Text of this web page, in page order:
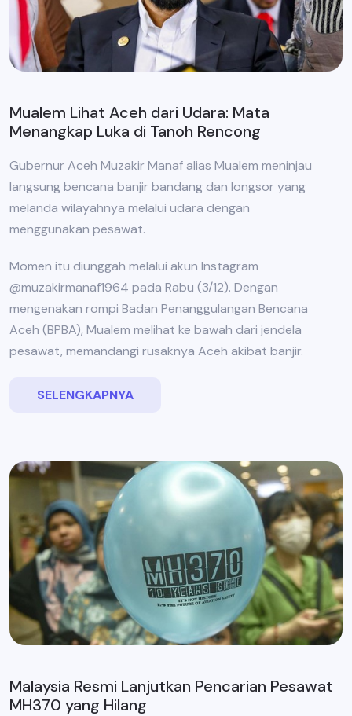
Mualem Lihat Aceh dari Udara: Mata
Menangkap Luka di Tanoh Rencong
Gubernur Aceh Muzakir Manaf alias Mualem meninjau
langsung bencana banjir bandang dan longsor yang
melanda wilayahnya melalui udara dengan
menggunakan pesawat.
Momen itu diunggah melalui akun Instagram
@muzakirmanaf1964 pada Rabu (3/12). Dengan
mengenakan rompi Badan Penanggulangan Bencana
Aceh (BPBA), Mualem melihat ke bawah dari jendela
pesawat, memandangi rusaknya Aceh akibat banjir.
SELENGKAPNYA
Malaysia Resmi Lanjutkan Pencarian Pesawat
MH370 yang Hilang